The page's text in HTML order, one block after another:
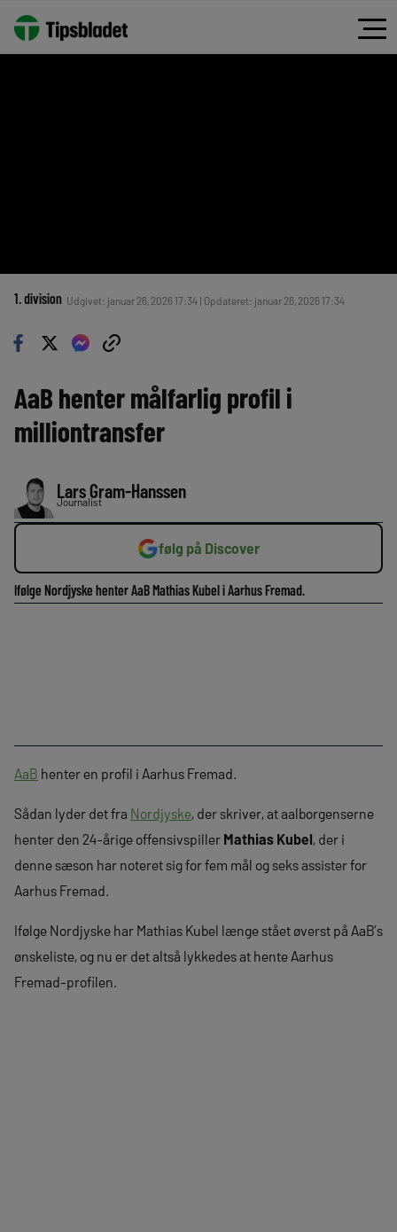
1. division Udgivet: januar 26, 2026 17:34 | Opdateret: januar 26, 2026 17:34
AaB henter målfarlig profil i
milliontransfer
Lars Gram-Hanssen
Journalist
følg på Discover
Ifølge Nordjyske henter AaB Mathias Kubel i Aarhus Fremad.
AaB henter en profil i Aarhus Fremad.
Sådan lyder det fra Nordjyske, der skriver, at aalborgenserne
henter den 24-årige offensivspiller Mathias Kubel, der i
denne sæson har noteret sig for fem mål og seks assister for
Aarhus Fremad.
Ifølge Nordjyske har Mathias Kubel længe stået øverst på AaB’s
ønskeliste, og nu er det altså lykkedes at hente Aarhus
Fremad-profilen.